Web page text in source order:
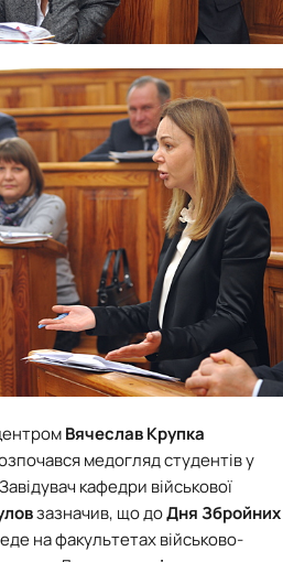
Вячеслав Крупка
медогляд студентів у
кафедри військової
зазначив, що доДня Збройних
на факультетах військово-